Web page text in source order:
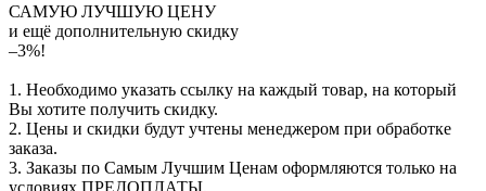
САМУЮ ЛУЧШУЮ ЦЕНУ
и ещё дополнительную скидку
–3%!
1. Необходимо указать ссылку на каждый товар, на который
Вы хотите получить скидку.
2. Цены и скидки будут учтены менеджером при обработке
заказа.
3. Заказы по Самым Лучшим Ценам оформляются только на
условиях ПРЕДОПЛАТЫ.